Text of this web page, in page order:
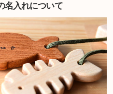
名入れについて